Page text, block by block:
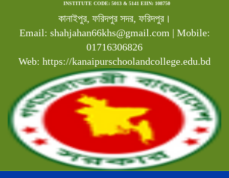
INSTITUTE CODE: 5013 & 5141 EIIN: 108750
কানাইপুর, ফরিদপুর সদর, ফরিদপুর।
Email: shahjahan66khs@gmail.com | Mobile:
01716306826
Web: https://kanaipurschoolandcollege.edu.bd